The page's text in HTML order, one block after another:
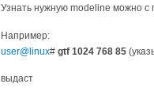
Узнать нужную modeline можно с
Например:
user@linux# gtf 1024 768 85
выдаст